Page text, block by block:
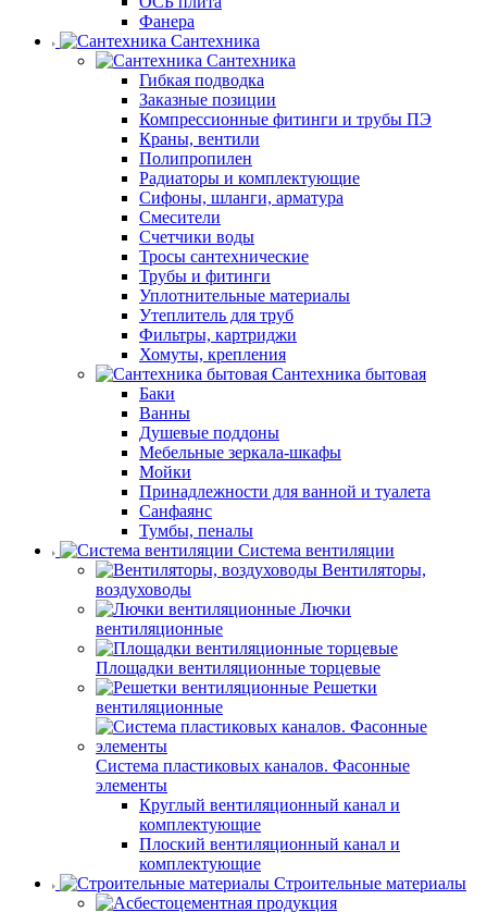
Фанера
Сантехника
Сантехника
Гибкая подводка
Заказные позиции
Компрессионные фитинги и трубы ПЭ
Краны, вентили
Полипропилен
Радиаторы и комплектующие
Сифоны, шланги, арматура
Смесители
Счетчики воды
Тросы сантехнические
Трубы и фитинги
Уплотнительные материалы
Утеплитель для труб
Фильтры, картриджи
Хомуты, крепления
Сантехника бытовая
Баки
Ванны
Душевые поддоны
Мебельные зеркала-шкафы
Мойки
Принадлежности для ванной и туалета
Санфаянс
Тумбы, пеналы
Система вентиляции
Вентиляторы,
воздуховоды
Лючки
вентиляционные
Площадки вентиляционные торцевые
Решетки
вентиляционные
Система пластиковых каналов. Фасонные
элементы
Круглый вентиляционный канал и
комплектующие
Плоский вентиляционный канал и
комплектующие
Строительные материалы